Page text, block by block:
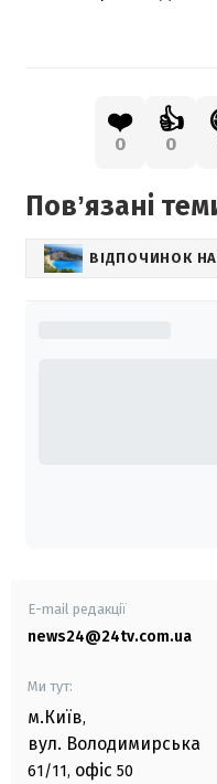
❤️
0
👍
0
Повʼязані
ВІДПОЧИНОК
E-mail редакції
news24@24tv.com.ua
Ми тут:
м.Київ,
вул. Володимирська
61/11, офіс 50